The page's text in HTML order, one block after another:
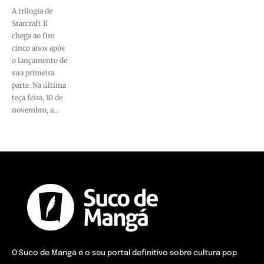
A trilogia de
Starcraft II
chega ao fim
cinco anos após
o lançamento de
sua primeira
parte. Na última
teça feira, 10 de
novembro, a...
O Suco de Mangá é o seu portal definitivo sobre cultura pop